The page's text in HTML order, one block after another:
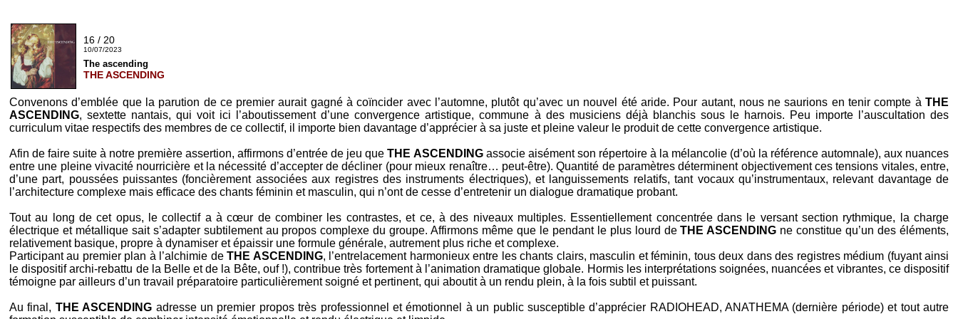
16 / 20
10/07/2023
The ascending
THE ASCENDING
Convenons d’emblée que la parution de ce premier aurait gagné à coïncider avec l’automne, plutôt qu’avec un nouvel été aride. Pour autant, nous ne saurions en tenir compte à THE
ASCENDING, sextette nantais, qui voit ici l’aboutissement d’une convergence artistique, commune à des musiciens déjà blanchis sous le harnois. Peu importe l’auscultation des
curriculum vitae respectifs des membres de ce collectif, il importe bien davantage d’apprécier à sa juste et pleine valeur le produit de cette convergence artistique.
Afin de faire suite à notre première assertion, affirmons d’entrée de jeu queTHE ASCENDINGassocie aisément son répertoire à la mélancolie (d’où la référence automnale), aux nuances
entre une pleine vivacité nourricière et la nécessité d’accepter de décliner (pour mieux renaître… peut-être). Quantité de paramètres déterminent objectivement ces tensions vitales, entre,
d’une part, poussées puissantes (foncièrement associées aux registres des instruments électriques), et languissements relatifs, tant vocaux qu’instrumentaux, relevant davantage de
l’architecture complexe mais efficace des chants féminin et masculin, qui n’ont de cesse d’entretenir un dialogue dramatique probant.
Tout au long de cet opus, le collectif a à cœur de combiner les contrastes, et ce, à des niveaux multiples. Essentiellement concentrée dans le versant section rythmique, la charge
électrique et métallique sait s’adapter subtilement au propos complexe du groupe. Affirmons même que le pendant le plus lourd deTHE ASCENDING ne constitue qu’un des éléments,
relativement basique, propre à dynamiser et épaissir une formule générale, autrement plus riche et complexe.
Participant au premier plan à l’alchimie deTHE ASCENDING, l’entrelacement harmonieux entre les chants clairs, masculin et féminin, tous deux dans des registres médium (fuyant ainsi
le dispositif archi-rebattu de la Belle et de la Bête, ouf !), contribue très fortement à l’animation dramatique globale. Hormis les interprétations soignées, nuancées et vibrantes, ce dispositif
témoigne par ailleurs d’un travail préparatoire particulièrement soigné et pertinent, qui aboutit à un rendu plein, à la fois subtil et puissant.
Au final, THE ASCENDING adresse un premier propos très professionnel et émotionnel à un public susceptible d’apprécier RADIOHEAD,ANATHEMA(dernière période) et tout autre